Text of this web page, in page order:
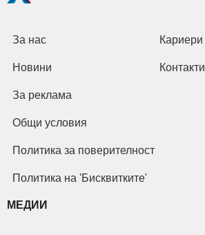
За нас Кариери
Новини Контакти
За реклама
Общи условия
Политика за поверителност
Политика на 'Бисквитките'
МЕДИИ